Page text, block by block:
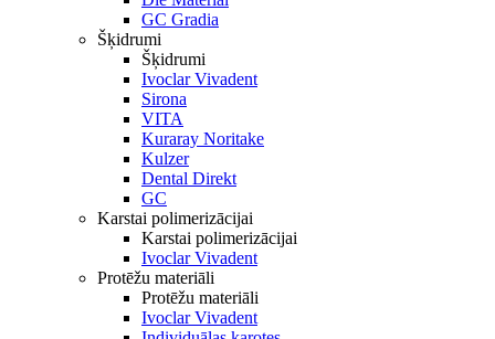
GC Gradia
Šķidrumi
Šķidrumi
Ivoclar Vivadent
Sirona
VITA
Kuraray Noritake
Kulzer
Dental Direkt
GC
Karstai polimerizācijai
Karstai polimerizācijai
Ivoclar Vivadent
Protēžu materiāli
Protēžu materiāli
Ivoclar Vivadent